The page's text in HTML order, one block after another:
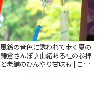
風鈴の音色に誘われて歩く夏の
鎌倉さんぽ♪由緒ある社の参拝
と老舗のひんやり甘味も | こと